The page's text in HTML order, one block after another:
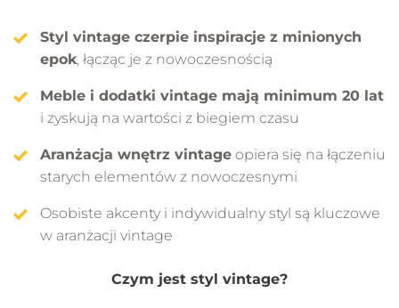
Styl vintage czerpie inspiracje z minionych
epok, łącząc je z nowoczesnością
Meble i dodatki vintage mają minimum 20 lat
i zyskują na wartości z biegiem czasu
Aranżacja wnętrz vintage opiera się na łączeniu
starych elementów z nowoczesnymi
Osobiste akcenty i indywidualny styl są kluczowe
w aranżacji vintage
Czym jest styl vintage?